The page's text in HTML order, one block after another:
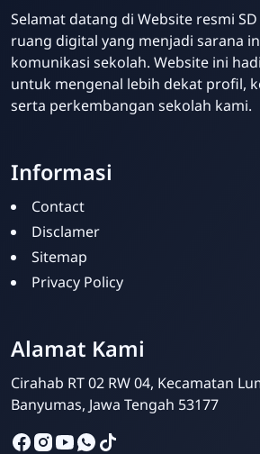
Selamat datang di Website resmi
ruang digital yang menjadi sarana
komunikasi sekolah. Website ini
untuk mengenal lebih dekat profil,
serta perkembangan sekolah kami.
Informasi
Contact
Disclamer
Sitemap
Privacy Policy
Alamat Kami
Cirahab RT 02 RW 04, Kecamatan
Banyumas, Jawa Tengah 53177